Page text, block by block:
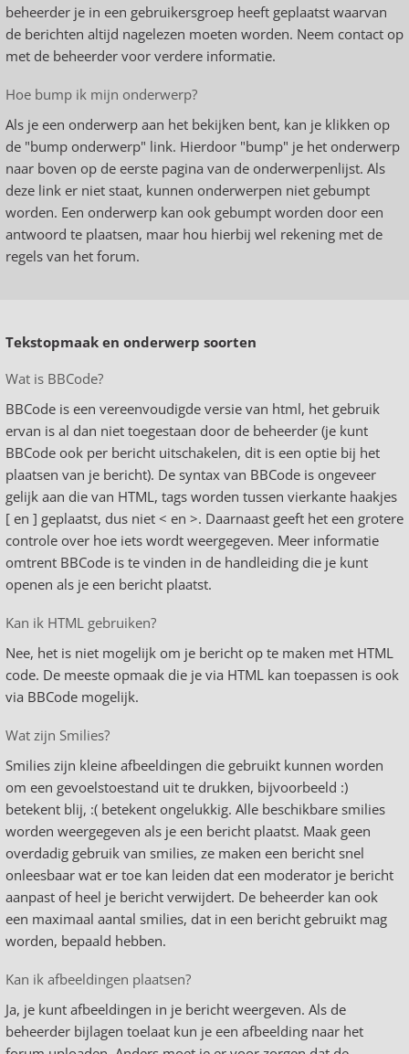
beheerder je in een gebruikersgroep heeft geplaatst waarvan
de berichten altijd nagelezen moeten worden. Neem contact op
met de beheerder voor verdere informatie.
Hoe bump ik mijn onderwerp?
Als je een onderwerp aan het bekijken bent, kan je klikken op
de "bump onderwerp" link. Hierdoor "bump" je het onderwerp
naar boven op de eerste pagina van de onderwerpenlijst. Als
deze link er niet staat, kunnen onderwerpen niet gebumpt
worden. Een onderwerp kan ook gebumpt worden door een
antwoord te plaatsen, maar hou hierbij wel rekening met de
regels van het forum.
Tekstopmaak en onderwerp soorten
Wat is BBCode?
BBCode is een vereenvoudigde versie van html, het gebruik
ervan is al dan niet toegestaan door de beheerder (je kunt
BBCode ook per bericht uitschakelen, dit is een optie bij het
plaatsen van je bericht). De syntax van BBCode is ongeveer
gelijk aan die van HTML, tags worden tussen vierkante haakjes
[ en ] geplaatst, dus niet < en >. Daarnaast geeft het een grotere
controle over hoe iets wordt weergegeven. Meer informatie
omtrent BBCode is te vinden in de handleiding die je kunt
openen als je een bericht plaatst.
Kan ik HTML gebruiken?
Nee, het is niet mogelijk om je bericht op te maken met HTML
code. De meeste opmaak die je via HTML kan toepassen is ook
via BBCode mogelijk.
Wat zijn Smilies?
Smilies zijn kleine afbeeldingen die gebruikt kunnen worden
om een gevoelstoestand uit te drukken, bijvoorbeeld :)
betekent blij, :( betekent ongelukkig. Alle beschikbare smilies
worden weergegeven als je een bericht plaatst. Maak geen
overdadig gebruik van smilies, ze maken een bericht snel
onleesbaar wat er toe kan leiden dat een moderator je bericht
aanpast of heel je bericht verwijdert. De beheerder kan ook
een maximaal aantal smilies, dat in een bericht gebruikt mag
worden, bepaald hebben.
Kan ik afbeeldingen plaatsen?
Ja, je kunt afbeeldingen in je bericht weergeven. Als de
beheerder bijlagen toelaat kun je een afbeelding naar het